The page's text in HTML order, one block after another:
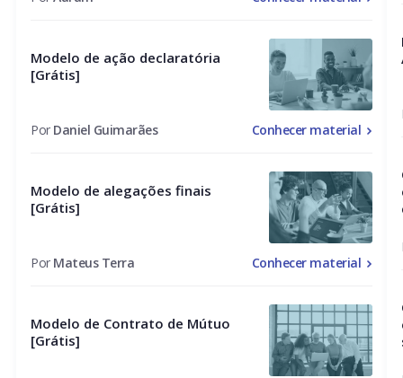
Modelo de ação declaratória
[Grátis]
Por Daniel Guimarães Conhecer material
Modelo de alegações finais
[Grátis]
Por Mateus Terra Conhecer material
Modelo de Contrato de Mútuo
[Grátis]